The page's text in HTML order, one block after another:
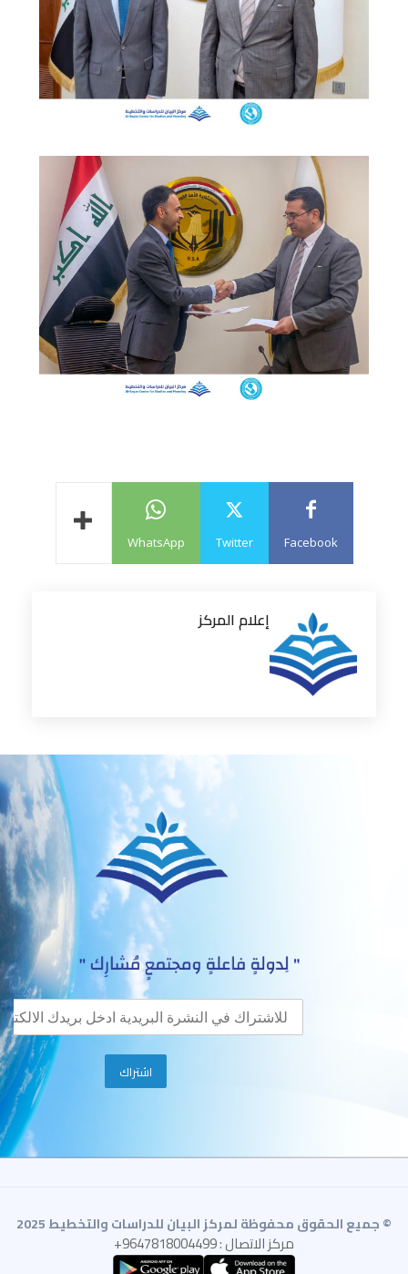
Facebook
Twitter
WhatsApp
إعلام المركز
© جميع الحقوق محفوظة لمركز البيان للدراسات والتخطيط 2025
مركز الاتصال : 9647818004499+